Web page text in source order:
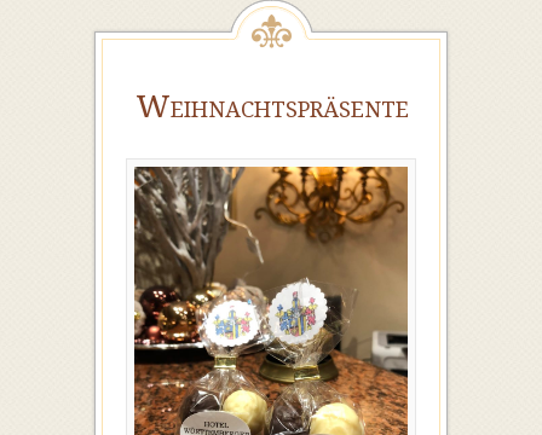
Weihnachtspräsente